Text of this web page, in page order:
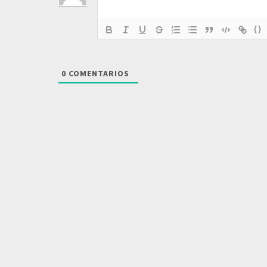
{}
0 COMENTARIOS